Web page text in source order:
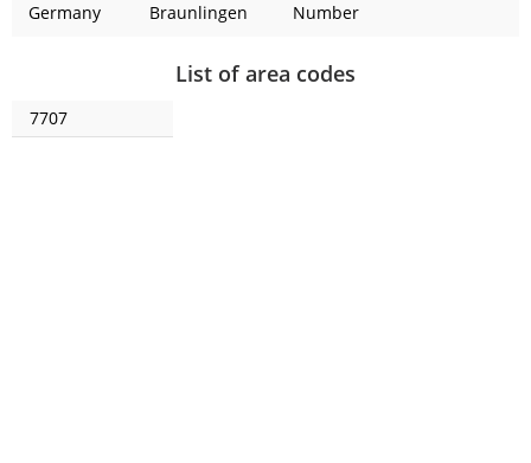
Germany Braunlingen Number
List of area codes
7707